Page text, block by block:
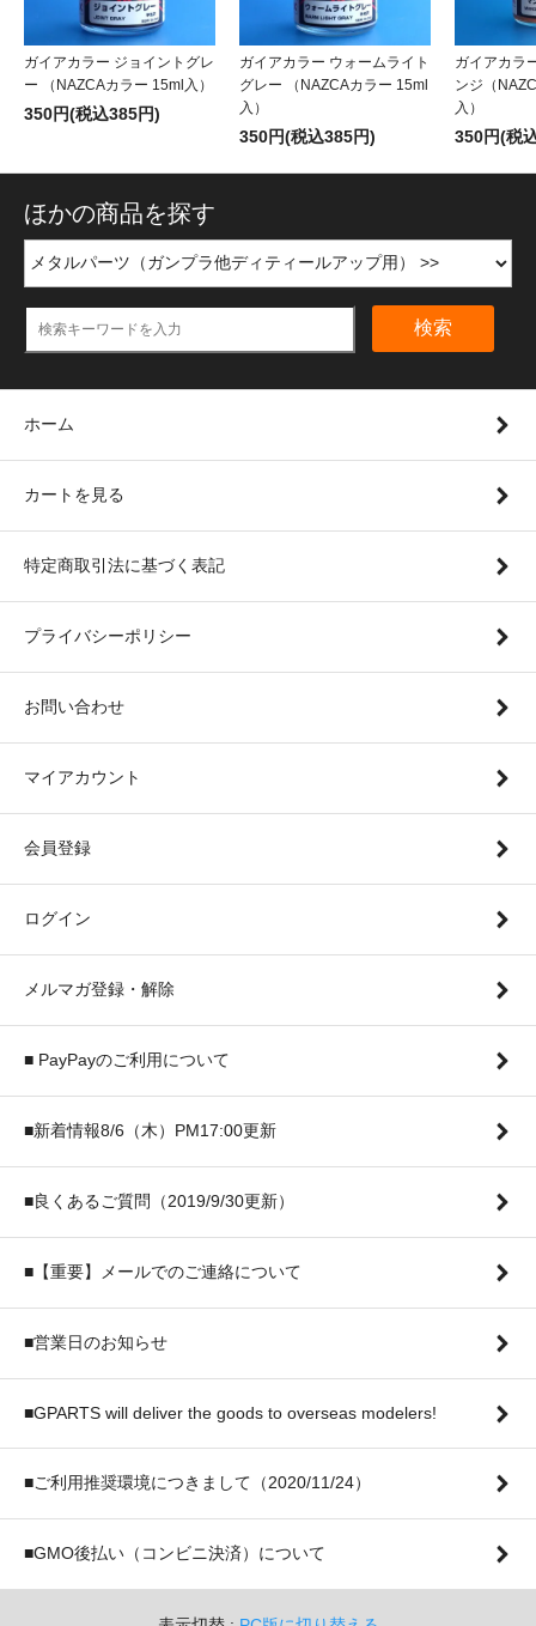
ガイアカラー ジョイントグレ
ー （NAZCAカラー 15ml入）
350円(税込385円)
ガイアカラー ウォームライト
グレー （NAZCAカラー 15ml
入）
350円(税込385円)
ガイアカラ
ンジ（
入）
350円(税
ほかの商品を探す
検索
ホーム
カートを見る
特定商取引法に基づく表記
プライバシーポリシー
お問い合わせ
マイアカウント
会員登録
ログイン
メルマガ登録・解除
■ PayPayのご利用について
■新着情報8/6（木）PM17:00更新
■良くあるご質問（2019/9/30更新）
■【重要】メールでのご連絡について
■営業日のお知らせ
■GPARTS will deliver the goods to overseas modelers!
■ご利用推奨環境につきまして（2020/11/24）
■GMO後払い（コンビニ決済）について